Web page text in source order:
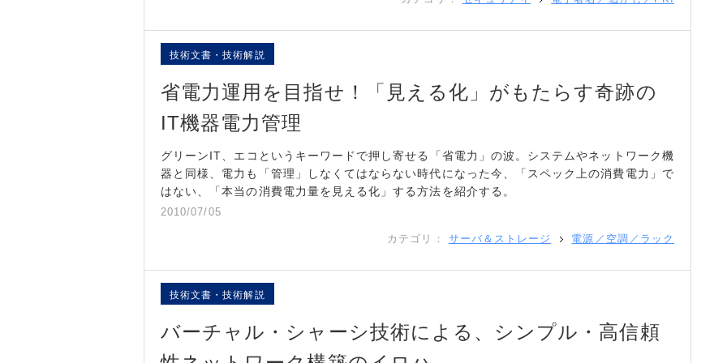
技術文書・技術解説
省電力運用を目指せ！「見える化」がもたらす奇跡の
IT機器電力管理
グリーンIT、エコというキーワードで押し寄せる「省電力」の波。システムやネットワーク機
器と同様、電力も「管理」しなくてはならない時代になった今、「スペック上の消費電力」で
はない、「本当の消費電力量を見える化」する方法を紹介する。
2010/07/05
カテゴリ： サーバ＆ストレージ 電源／空調／ラック
技術文書・技術解説
バーチャル・シャーシ技術による、シンプル・高信頼